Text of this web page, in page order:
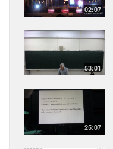
02:07
53:01
25:07